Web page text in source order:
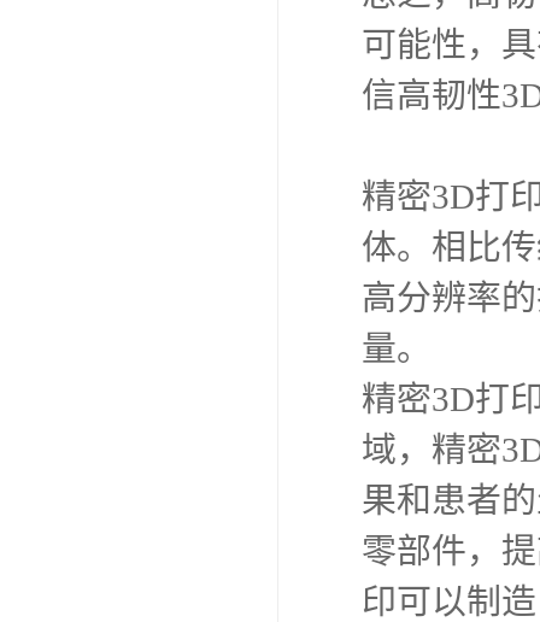
可能性，
信高韧性
精密3D打
体。相比
高分辨率
量。
精密3D打
域，精密
果和患者
零部件，
印可以制